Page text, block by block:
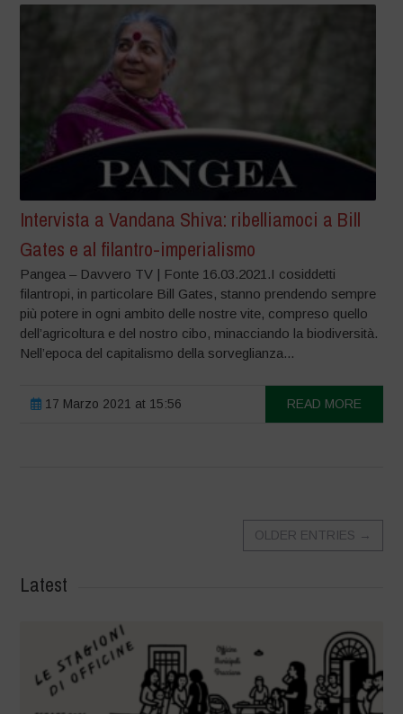
Intervista a Vandana Shiva: ribelliamoci a Bill
Gates e al filantro-imperialismo
Pangea – Davvero TV | Fonte 16.03.2021.I cosiddetti
filantropi, in particolare Bill Gates, stanno prendendo sempre
più potere in ogni ambito delle nostre vite, compreso quello
dell’agricoltura e del nostro cibo, minacciando la biodiversità.
Nell’epoca del capitalismo della sorveglianza...
17 Marzo 2021 at 15:56 READ MORE
OLDER ENTRIES →
Latest